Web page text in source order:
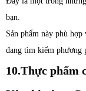
bạn.
Sản phẩm này phù
đang tìm kiếm phương
10.Thực phẩm